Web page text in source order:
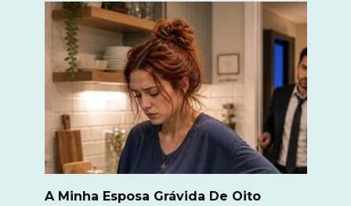
A Minha Esposa Grávida De Oito